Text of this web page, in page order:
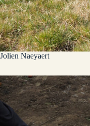
Jolien Naeyaert